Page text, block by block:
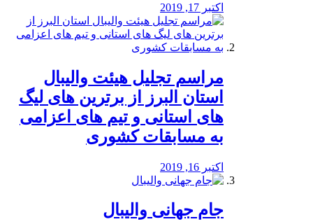
اکتبر 17, 2019
مراسم تجلیل هیئت والیبال
استان البرز از برترین های لیگ
های استانی و تیم های اعزامی
به مسابقات کشوری
اکتبر 16, 2019
جام جهانی والیبال